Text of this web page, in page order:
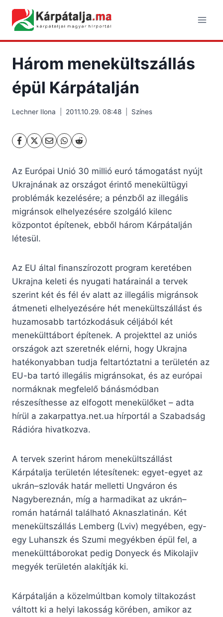
content
Három menekültszállás
épül Kárpátalján
Lechner Ilona 2011.10.29. 08:48 Színes
Az Európai Unió 30 millió euró támogatást nyújt
Ukrajnának az országot érintő menekültügyi
problémák kezelésére; a pénzből az illegális
migránsok elhelyezésére szolgáló kilenc
központot építenek, ebből három Kárpátalján
létesül.
Az EU által finanszírozott program keretében
Ukrajna keleti és nyugati határainál a tervek
szerint két és fél év alatt az illegális migránsok
átmeneti elhelyezésére hét menekültszállást és
huzamosabb tartózkodásuk céljából két
menekülttábort építenek. A projekttel az uniós
országok azt szeretnék elérni, hogy Ukrajna
hatékonyabban tudja feltartóztatni a területén az
EU-ba tartó illegális migránsokat, és az európai
normáknak megfelelő bánásmódban
részesíthesse az elfogott menekülőket – adta
hírül a zakarpattya.net.ua hírportál a Szabadság
Rádióra hivatkozva.
A tervek szerint három menekültszállást
Kárpátalja területén létesítenek: egyet-egyet az
ukrán–szlovák határ melletti Ungváron és
Nagybereznán, míg a harmadikat az ukrán–
román határnál található Aknaszlatinán. Két
menekültszállás Lemberg (Lviv) megyében, egy-
egy Luhanszk és Szumi megyékben épül fel, a
menekülttáborokat pedig Donyeck és Mikolajiv
megyék területén alakítják ki.
Kárpátalján a közelmúltban komoly tiltakozást
váltott ki a helyi lakosság körében, amikor az